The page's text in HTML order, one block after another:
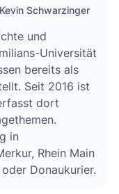
Schwarzinger
und
Universität
bereits als
Seit 2016 ist
dort
in
Rhein Main
Donaukurier.